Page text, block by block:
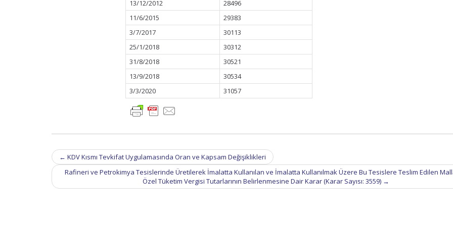
13/12/2012
28496
11/6/2015
29383
3/7/2017
30113
25/1/2018
30312
31/8/2018
30521
13/9/2018
30534
3/3/2020
31057
Post
navigation
← KDV Kısmı Tevkifat Uygulamasında Oran ve Kapsam Değişiklikleri
Rafineri ve Petrokimya Tesislerinde Üretilerek İmalatta Kullanılan ve İmalatta Kullanılmak Üzere Bu Tesislere Teslim Edilen
Özel Tüketim Vergisi Tutarlarının Belirlenmesine Dair Karar (Karar Sayısı: 3559) →